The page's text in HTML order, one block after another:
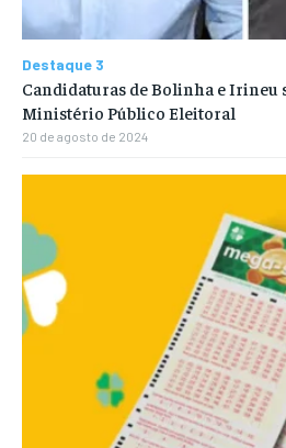
Destaque 3
Candidaturas de Bolinha e Irineu
Ministério Público Eleitoral
20 de agosto de 2024